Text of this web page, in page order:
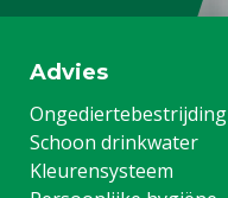
Advies
Ongediertebestrijding
Schoon drinkwater
Kleurensysteem